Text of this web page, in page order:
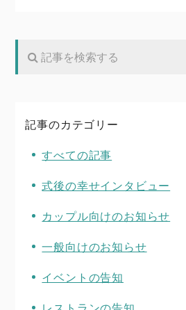
記事のカテゴリー
すべての記事
式後の幸せインタビュー
カップル向けのお知らせ
一般向けのお知らせ
イベントの告知